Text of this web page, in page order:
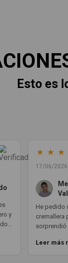
Esto es
y
★ ★ ★
17/06/2026
He pedido
cremallera
sorprendió
además de
Leer más